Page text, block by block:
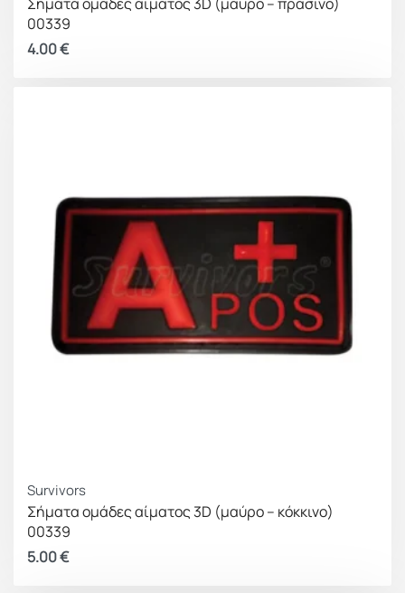
00339
4.00€
Survivors
Σήματα ομάδες αίματος 3D (μαύρο – κόκκινο)
00339
5.00€